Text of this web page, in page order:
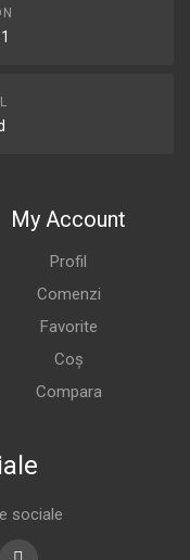
My Account
Profil
Comenzi
Favorite
Coș
Compara
sociale